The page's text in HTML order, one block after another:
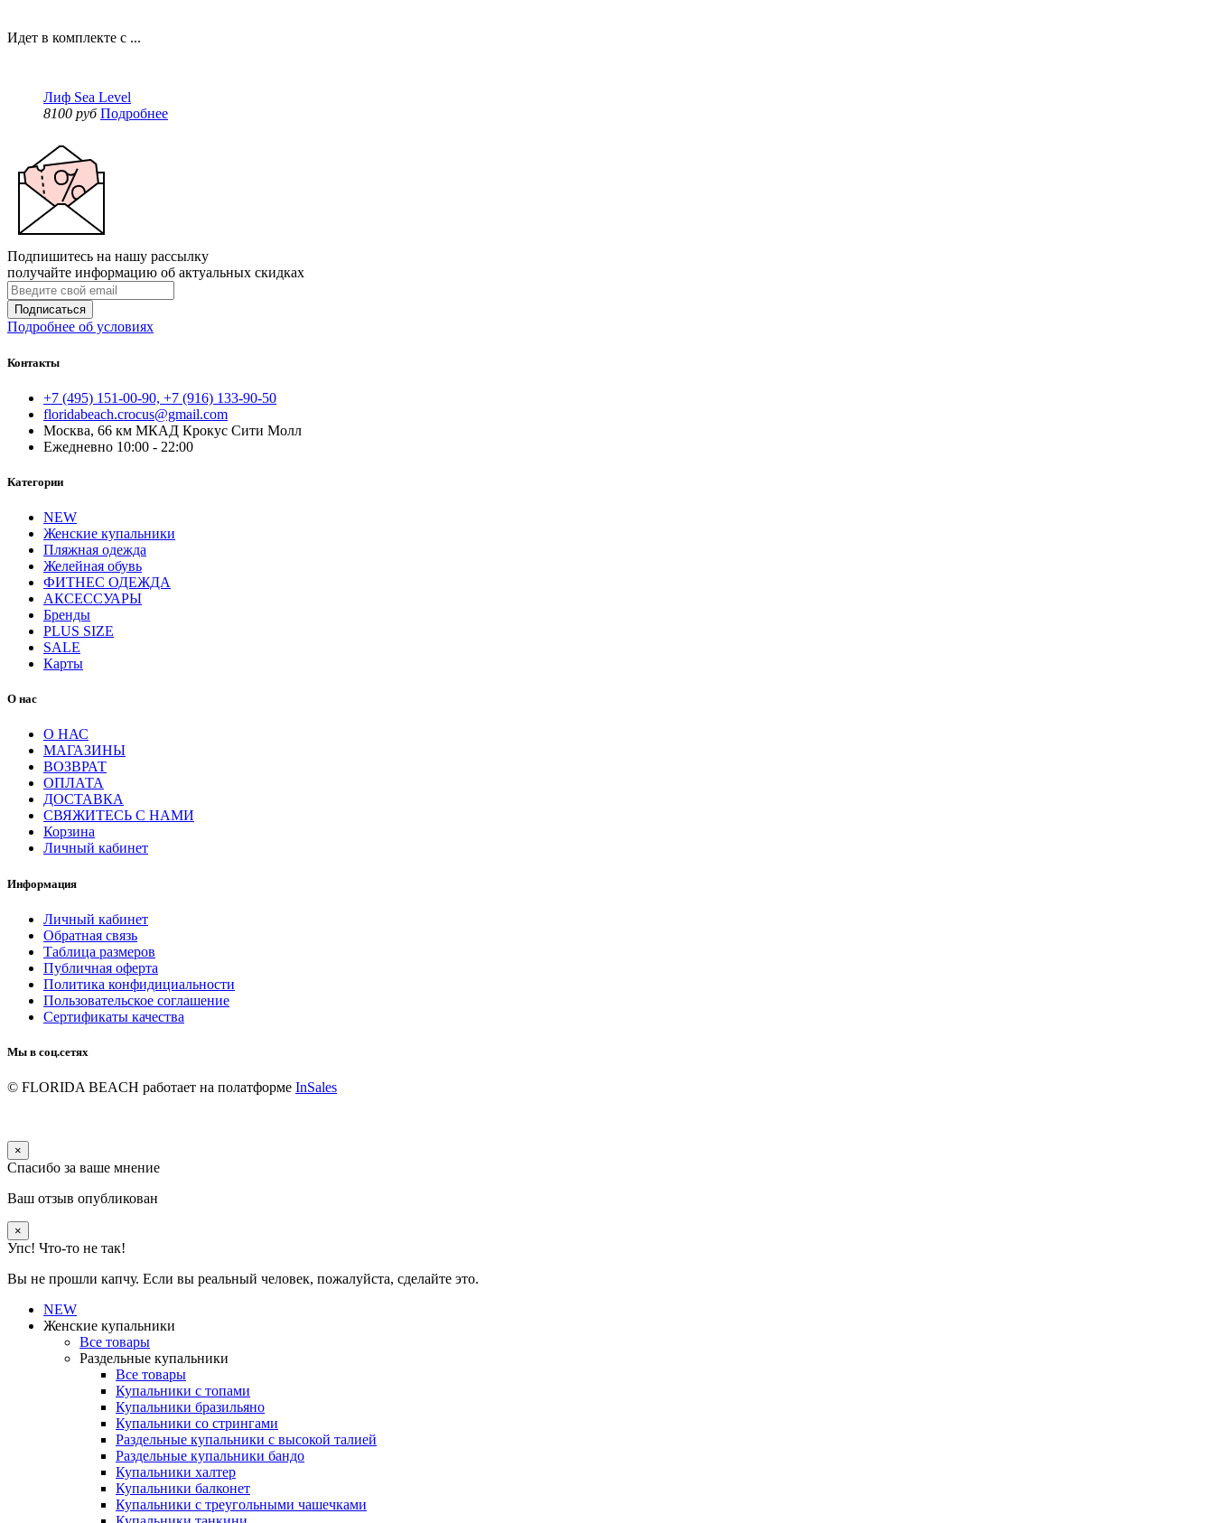
Идет в комплекте с ...
Лиф Sea Level
8100 руб Подробнее
Подпишитесь на нашу рассылку
получайте информацию об актуальных скидках
Подписаться
Подробнее об условиях
Контакты
+7 (495) 151-00-90, +7 (916) 133-90-50
floridabeach.crocus@gmail.com
Москва, 66 км МКАД Крокус Сити Молл
Ежедневно 10:00 - 22:00
Категории
NEW
Женские купальники
Пляжная одежда
Желейная обувь
ФИТНЕС ОДЕЖДА
АКСЕССУАРЫ
Бренды
PLUS SIZE
SALE
Карты
О нас
О НАС
МАГАЗИНЫ
ВОЗВРАТ
ОПЛАТА
ДОСТАВКА
СВЯЖИТЕСЬ С НАМИ
Корзина
Личный кабинет
Информация
Личный кабинет
Обратная связь
Таблица размеров
Публичная оферта
Политика конфидициальности
Пользовательское соглашение
Сертификаты качества
Мы в соц.сетях
© FLORIDA BEACH работает на полатформе InSales
×
Спасибо за ваше мнение
Ваш отзыв опубликован
×
Упс! Что-то не так!
Вы не прошли капчу. Если вы реальный человек, пожалуйста, сделайте это.
NEW
Женские купальники
Все товары
Раздельные купальники
Все товары
Купальники с топами
Купальники бразильяно
Купальники со стрингами
Раздельные купальники с высокой талией
Раздельные купальники бандо
Купальники халтер
Купальники балконет
Купальники с треугольными чашечками